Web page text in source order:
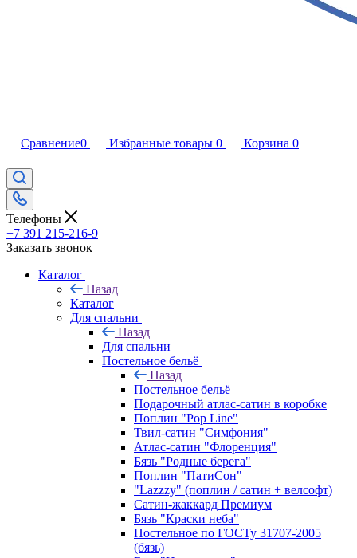
Сравнение0 Избранные товары 0 Корзина 0
Телефоны
+7 391 215-216-9
Заказать звонок
Каталог
Назад
Каталог
Для спальни
Назад
Для спальни
Постельное бельё
Назад
Постельное бельё
Подарочный атлас-сатин в коробке
Поплин "Pop Line"
Твил-сатин "Симфония"
Атлас-сатин "Флоренция"
Бязь "Родные берега"
Поплин "ПатиСон"
"Lazzzy" (поплин / сатин + велсофт)
Сатин-жаккард Премиум
Бязь "Краски неба"
Постельное по ГОСТу 31707-2005
(бязь)